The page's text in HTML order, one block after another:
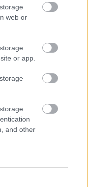
web or
or app.
and other
e majd rád. Az is
melegséggel,
szívébe ültettél.
a